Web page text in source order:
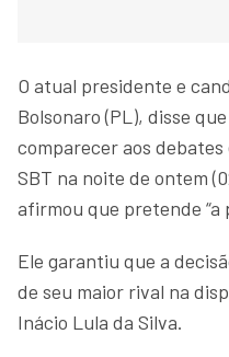
O atual presidente e
Bolsonaro (PL), disse
comparecer aos
SBT na noite de ontem
afirmou que pretende
Ele garantiu que a
de seu maior rival na
Inácio Lula da Silva.